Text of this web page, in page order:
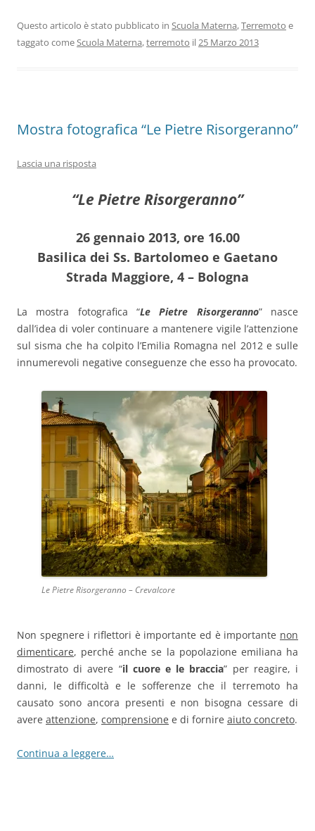
Questo articolo è stato pubblicato in Scuola Materna,Terremoto e
taggato comeScuola Materna,terremoto il25 Marzo 2013
Mostra fotografica “Le Pietre Risorgeranno”
Lascia una risposta
“Le Pietre Risorgeranno”
26 gennaio 2013, ore 16.00
Basilica dei Ss. Bartolomeo e Gaetano
Strada Maggiore, 4 – Bologna
La mostra fotografica “Le Pietre Risorgeranno” nasce
dall’idea di voler continuare a mantenere vigile l’attenzione
sul sisma che ha colpito l’Emilia Romagna nel 2012 e sulle
innumerevoli negative conseguenze che esso ha provocato.
Le Pietre Risorgeranno – Crevalcore
Non spegnere i riflettori è importante ed è importante non
dimenticare, perché anche se la popolazione emiliana ha
dimostrato di avere “il cuore e le braccia” per reagire, i
danni, le difficoltà e le sofferenze che il terremoto ha
causato sono ancora presenti e non bisogna cessare di
avere attenzione, comprensione e di fornire aiuto concreto.
Continua a leggere…